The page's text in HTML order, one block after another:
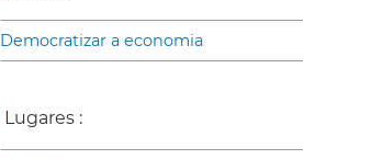
Democratizar a economia
Lugares :